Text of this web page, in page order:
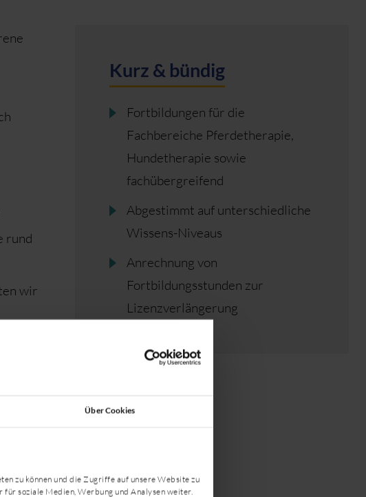
Über Cookies
zu können und die Zugriffe auf unsere Website zu
soziale Medien, Werbung und Analysen weiter.
rund
wir
Kurz & bündig
Fortbildungen für die
Fachbereiche Pferdetherapie,
Hundetherapie sowie
fachübergreifend
Abgestimmt auf unterschiedliche
Wissens-Niveaus
Anrechnung von
Fortbildungsstunden zur
Lizenzverlängerung